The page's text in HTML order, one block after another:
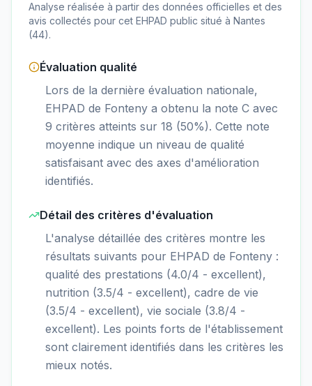
Analyse réalisée à partir des données officielles et des
avis collectés pour cet EHPAD public situé à Nantes
(44).
Évaluation qualité
Lors de la dernière évaluation nationale,
EHPAD de Fonteny a obtenu la note C avec
9 critères atteints sur 18 (50%). Cette note
moyenne indique un niveau de qualité
satisfaisant avec des axes d'amélioration
identifiés.
Détail des critères d'évaluation
L'analyse détaillée des critères montre les
résultats suivants pour EHPAD de Fonteny :
qualité des prestations (4.0/4 - excellent),
nutrition (3.5/4 - excellent), cadre de vie
(3.5/4 - excellent), vie sociale (3.8/4 -
excellent). Les points forts de l'établissement
sont clairement identifiés dans les critères les
mieux notés.